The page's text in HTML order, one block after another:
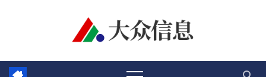
容